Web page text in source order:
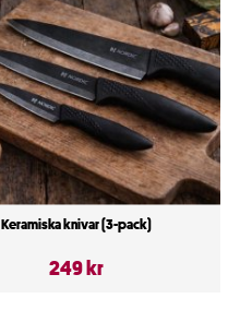
Keramiska knivar (3-pack)
249 kr